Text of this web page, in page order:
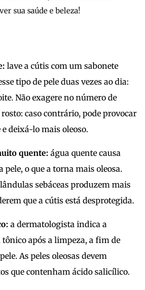
sua saúde e beleza!
lave a cútis com um sabonete
tipo de pele duas vezes ao dia:
Não exagere no número de
rosto: caso contrário, pode provocar
deixá-lo mais oleoso.
quente: água quente causa
pele, o que a torna mais oleosa.
sebáceas produzem mais
que a cútis está desprotegida.
a dermatologista indica a
tônico após a limpeza, a fim de
As peles oleosas devem
que contenham ácido salicílico.